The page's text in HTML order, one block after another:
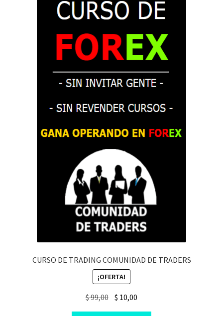
CURSO DE TRADING COMUNIDAD DE TRADERS
¡OFERTA!
$99,00 Original
$ 10,00